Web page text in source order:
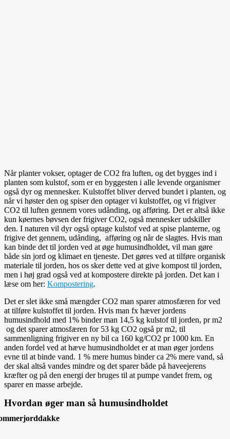
Når planter vokser, optager de CO2 fra luften, og det bygges ind i
planten som kulstof, som er en byggesten i alle levende organismer
også dyr og mennesker. Kulstoffet bliver derved bundet i planten, og
når vi høster den og spiser den optager vi kulstoffet, og vi frigiver
CO2 til luften gennem vores udånding, og afføring. Det er altså ikke
kun køernes bøvsen der frigiver CO2, også mennesker udskiller
den. I naturen vil dyr også optage kulstof ved at spise planterne, og
frigive det gennem, udånding, afføring og når de slagtes. Hvis man
kan binde det til jorden ved at øge humusindholdet, vil man gøre
både sin jord og klimaet en tjeneste. Det gøres ved at tilføre organisk
materiale til jorden, hos os sker dette ved at give kompost til jorden,
men i høj grad også ved at kompostere direkte på jorden. Det kan i
læse om her: Kompostering.
Det er slet ikke små mængder CO2 man sparer atmosfæren for ved
at tilføre kulstoffet til jorden. Hvis man fx hæver jordens
humusindhold med 1% binder man 14,5 kg kulstof til jorden, pr m2
og det sparer atmosfæren for 53 kg CO2 også pr m2, til
sammenligning frigiver en ny bil ca 160 kg/CO2 pr 1000 km. En
anden fordel ved at hæve humusindholdet er at man øger jordens
evne til at binde vand. 1 % mere humus binder ca 2% mere vand, så
der skal altså vandes mindre og det sparer både på haveejerens
kræfter og på den energi der bruges til at pumpe vandet frem, og
sparer en masse arbejde.
Hvordan øger man så humusindholdet